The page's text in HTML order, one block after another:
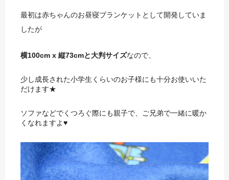
最初は赤ちゃんのお昼寝ブランケットとして開発していま
したが
横100cm x 縦73cmと大判サイズなので、
少し成長された小学生くらいのお子様にも十分お使いいた
だけます★
ソファなどでくつろぐ際にも親子で、ご兄弟で一緒に暖か
くなれますよ♥